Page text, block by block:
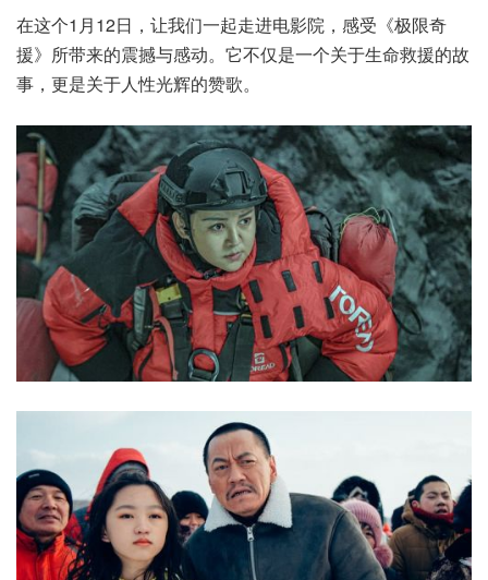
在这个1月12日，让我们一起走进电影院，感受《极限奇
援》所带来的震撼与感动。它不仅是一个关于生命救援的故
事，更是关于人性光辉的赞歌。